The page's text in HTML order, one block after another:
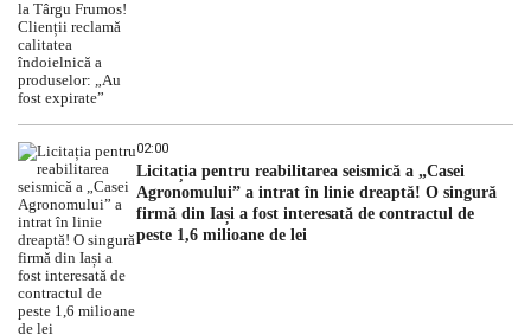
02:00
Licitația pentru reabilitarea seismică a „Casei
Agronomului” a intrat în linie dreaptă! O singură
firmă din Iași a fost interesată de contractul de
peste 1,6 milioane de lei